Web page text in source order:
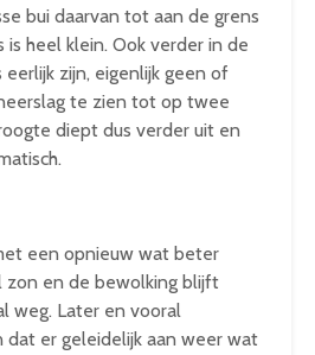
bui daarvan tot aan de grens
is heel klein. Ook verder in de
zijn, eigenlijk geen of
te zien tot op twee
diept dus verder uit en
een opnieuw wat beter
zon en de bewolking blijft
weg. Later en vooral
dat er geleidelijk aan weer wat